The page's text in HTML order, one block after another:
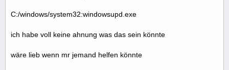
C:/windows/system32:windowsupd.exe
ich habe voll keine ahnung was das sein könnte
wäre lieb wenn mr jemand helfen könnte